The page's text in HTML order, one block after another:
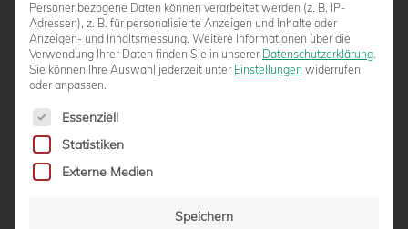
KEIN SIEG AM LZM-WOCHENENDE – U19
Personenbezogene Daten können verarbeitet werden (z. B. IP-
Adressen), z. B. für personalisierte Anzeigen und Inhalte oder
Anzeigen- und Inhaltsmessung. Weitere Informationen über die
Verwendung Ihrer Daten finden Sie in unserer Datenschutzerklärung.
Sie können Ihre Auswahl jederzeit unter Einstellungen widerrufen
oder anpassen.
Es folgt eine Liste der Service-Gruppen, für die eine
Essenziell
Statistiken
Externe Medien
Speichern